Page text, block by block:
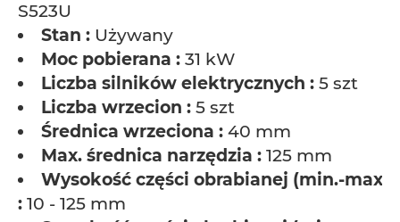
S523U
Stan : Używany
Moc pobierana : 31 kW
Liczba silników elektrycznych : 5 szt
Liczba wrzecion : 5 szt
Średnica wrzeciona : 40 mm
Max. średnica narzędzia : 125 mm
Wysokość części obrabianej (min.-max.)
: 10 - 125 mm